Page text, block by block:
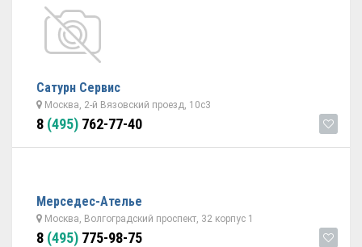
Сатурн Сервис
Москва, 2-й Вязовский проезд, 10с3
8 (495) 762-77-40
Мерседес-Ателье
Москва, Волгоградский проспект, 32 корпус 1
8 (495) 775-98-75